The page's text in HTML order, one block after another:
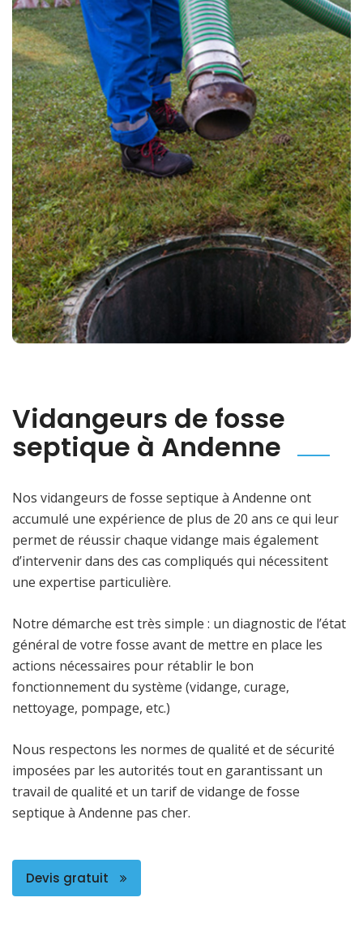
Vidangeurs de fosse
septique à Andenne
Nos vidangeurs de fosse septique à Andenne ont
accumulé une expérience de plus de 20 ans ce qui leur
permet de réussir chaque vidange mais également
d’intervenir dans des cas compliqués qui nécessitent
une expertise particulière.
Notre démarche est très simple : un diagnostic de l’état
général de votre fosse avant de mettre en place les
actions nécessaires pour rétablir le bon
fonctionnement du système (vidange, curage,
nettoyage, pompage, etc.)
Nous respectons les normes de qualité et de sécurité
imposées par les autorités tout en garantissant un
travail de qualité et un tarif de vidange de fosse
septique à Andenne pas cher.
Devis gratuit